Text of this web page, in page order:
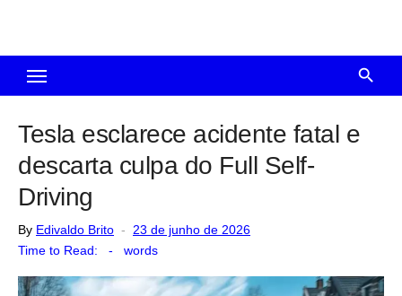
Tesla esclarece acidente fatal e
descarta culpa do Full Self-
Driving
By Edivaldo Brito
Posted
23 de junho de 2026
Time to Read:
- words